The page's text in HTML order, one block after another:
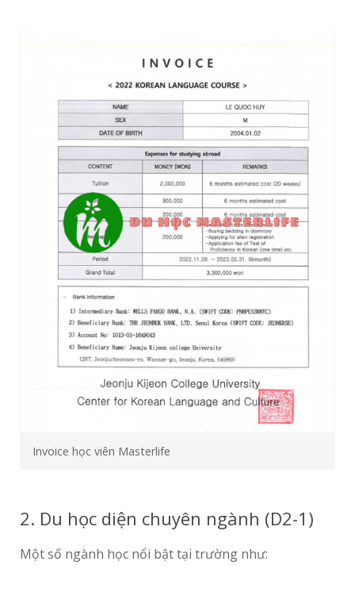
Invoice học viên Masterlife
2. Du học diện chuyên ngành (D2-1)
Một số ngành học nổi bật tại trường như: